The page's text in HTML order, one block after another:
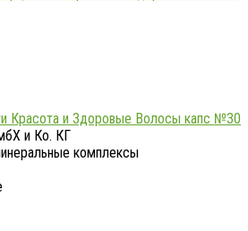
Красота и Здоровые Волосы капс №30
и Ко. КГ
комплексы